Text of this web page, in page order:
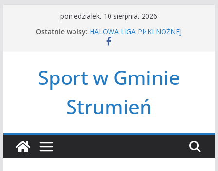
poniedziałek, 10 sierpnia, 2026
Ostatnie wpisy: HALOWA LIGA PIŁKI NOŻNEJ
LATO W MIEŚCIE’2026
Czwórbój lekkoatletyczny
Sport w Gminie
Strumień